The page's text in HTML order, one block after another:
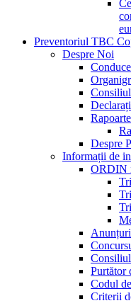
Preventoriul TBC
Despre Noi
Despre
Informații de
ORDIN
Anunțuri
Purtător
Codul
Criterii